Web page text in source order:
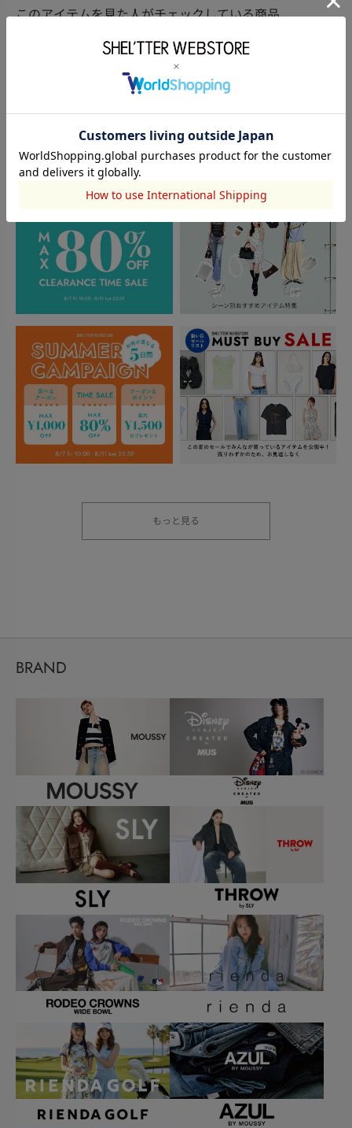
このアイテムを見た人がチェックしている商品
閲覧中カテゴリーのランキング
TOPICS
もっと見る
BRAND